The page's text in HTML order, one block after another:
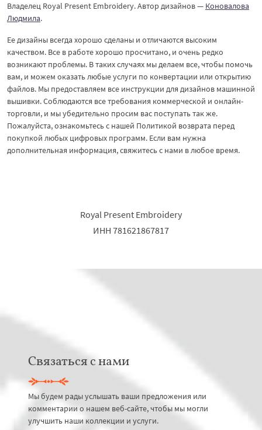
Владелец Royal Present Embroidery. Автор дизайнов — Коновалова
Людмила.
Ее дизайны всегда хорошо сделаны и отличаются высоким
качеством. Все в работе хорошо просчитано, и очень редко
возникают проблемы. В таких случаях мы делаем все, чтобы помочь
вам, и можем оказать любые услуги по конвертации или открытию
файлов. Мы предоставляем все инструкции для дизайнов машинной
вышивки. Соблюдаются все требования коммерческой и онлайн-
торговли, и мы убедительно просим вас поступать так же.
Пожалуйста, ознакомьтесь с нашей Политикой возврата перед
покупкой любых цифровых программ. Если вам нужна
дополнительная информация, свяжитесь с нами в любое время.
Royal Present Embroidery
ИНН 781621867817
Связаться с нами
Мы будем рады услышать ваши предложения или
комментарии о нашем веб-сайте, чтобы мы могли
улучшить наши коллекции и услуги.